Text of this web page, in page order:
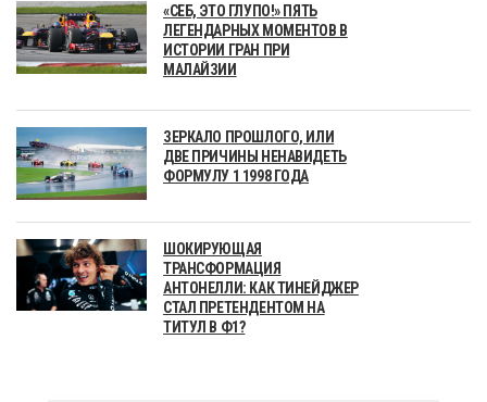
«СЕБ, ЭТО ГЛУПО!» ПЯТЬ
ЛЕГЕНДАРНЫХ МОМЕНТОВ В
ИСТОРИИ ГРАН ПРИ
МАЛАЙЗИИ
ЗЕРКАЛО ПРОШЛОГО, ИЛИ
ДВЕ ПРИЧИНЫ НЕНАВИДЕТЬ
ФОРМУЛУ 1 1998 ГОДА
ШОКИРУЮЩАЯ
ТРАНСФОРМАЦИЯ
АНТОНЕЛЛИ: КАК ТИНЕЙДЖЕР
СТАЛ ПРЕТЕНДЕНТОМ НА
ТИТУЛ В Ф1?